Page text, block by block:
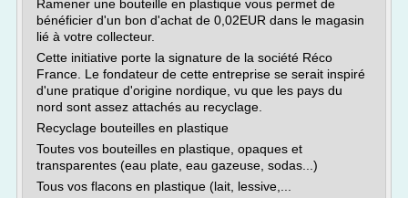
Ramener une bouteille en plastique vous permet de
bénéficier d'un bon d'achat de 0,02EUR dans le magasin
lié à votre collecteur.
Cette initiative porte la signature de la société Réco
France. Le fondateur de cette entreprise se serait inspiré
d'une pratique d'origine nordique, vu que les pays du
nord sont assez attachés au recyclage.
Recyclage bouteilles en plastique
Toutes vos bouteilles en plastique, opaques et
transparentes (eau plate, eau gazeuse, sodas...)
Tous vos flacons en plastique (lait, lessive,...